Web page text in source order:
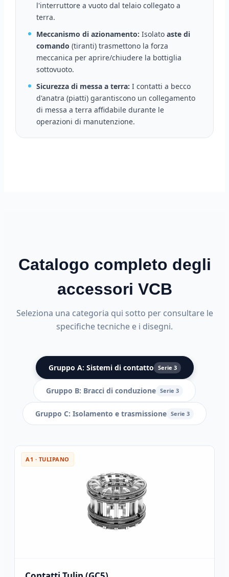
l'interruttore a vuoto dal telaio collegato a
terra.
Meccanismo di azionamento: Isolatoaste di
comando (tiranti) trasmettono la forza
meccanica per aprire/chiudere la bottiglia
sottovuoto.
Sicurezza di messa a terra: I contatti a becco
d'anatra (piatti) garantiscono un collegamento
di messa a terra affidabile durante le
operazioni di manutenzione.
Catalogo completo degli
accessori VCB
Seleziona una categoria qui sotto per consultare le
specifiche tecniche e i disegni.
Gruppo A: Sistemi di contatto Serie 3
Gruppo B: Bracci di conduzione Serie 3
Gruppo C: Isolamento e trasmissione Serie 3
A1 · TULIPANO